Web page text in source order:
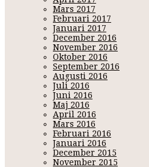
Mars 2017
Februari 2017
Januari 2017
December 2016
November 2016
Oktober 2016
September 2016
Augusti 2016
Juli 2016
Juni 2016
Maj 2016
April 2016
Mars 2016
Februari 2016
Januari 2016
December 2015
November 2015